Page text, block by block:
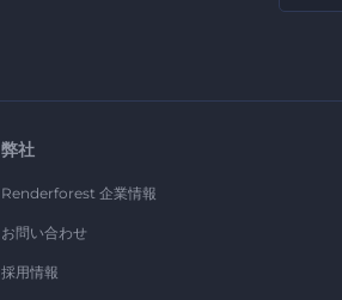
弊社
Renderforest 企業情報
お問い合わせ
採用情報